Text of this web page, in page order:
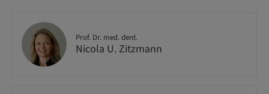
Prof. Dr. med. dent.
Nicola U. Zitzmann